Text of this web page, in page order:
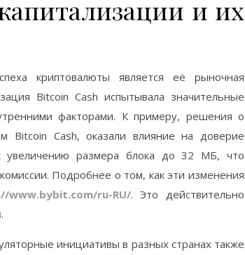
и их
криптовалюты является её рыночная
Bitcoin Cash испытывала значительные
факторами. К примеру, решения о
Bitcoin Cash, оказали влияние на доверие
увеличению размера блока до 32 МБ, что
Подробнее о том, как эти изменения
www.bybit.com/ru-RU/. Это действительно
инициативы в разных странах также